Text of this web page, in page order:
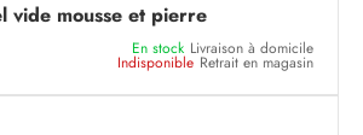
vide mousse et pierre
En stock Livraison à domicile
Indisponible Retrait en magasin